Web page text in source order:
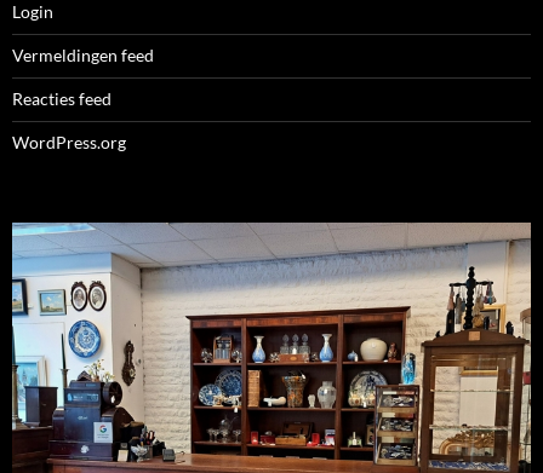
Login
Vermeldingen feed
Reacties feed
WordPress.org